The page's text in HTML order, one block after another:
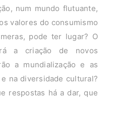
num mundo flutuante,
valores do consumismo
pode ter lugar? O
a criação de novos
a mundialização e as
na diversidade cultural?
respostas há a dar, que